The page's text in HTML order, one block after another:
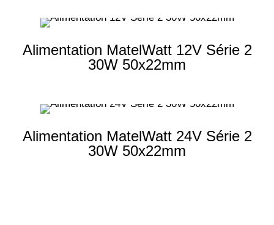
2.50 A (1)
Alimentation MatelWatt 12V Série 2
30W 50x22mm
Alimentation MatelWatt 24V Série 2
30W 50x22mm